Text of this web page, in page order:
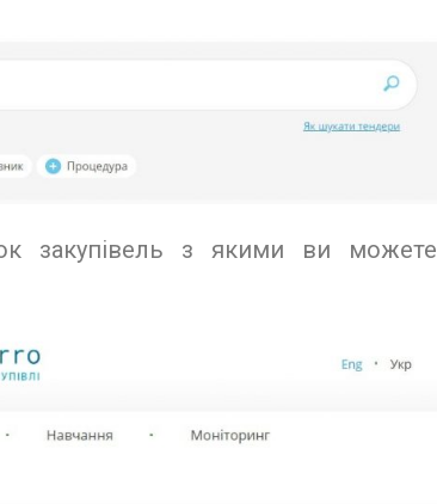
закупівель з якими ви можете